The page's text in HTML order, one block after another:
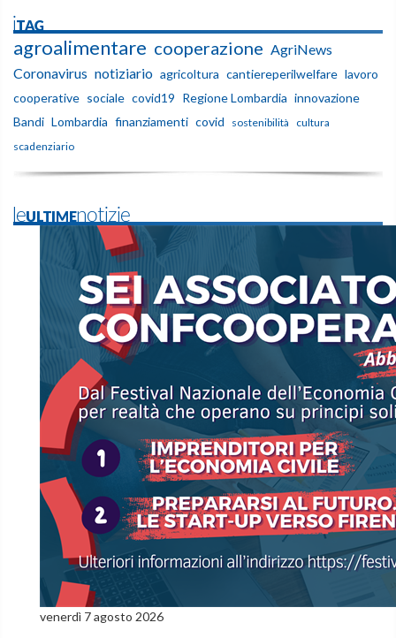
iTAG
agroalimentare cooperazione AgriNews
Coronavirus notiziario agricoltura cantiereperilwelfare lavoro
cooperative sociale covid19 Regione Lombardia innovazione
Bandi Lombardia finanziamenti covid sostenibilità
cultura
scadenziario
leULTIMEnotizie
venerdì 7 agosto 2026